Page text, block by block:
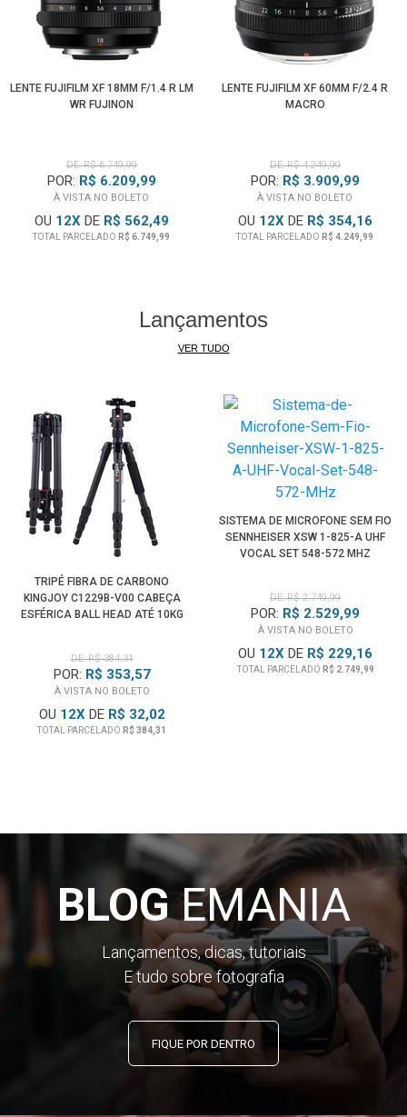
FujiFilm X-H1
FujiFilm X-H2
FujiFilm X-H2S
FujiFilm X-Pro2
FujiFilm X-T2
FujiFilm X-T3
FujiFilm X-T5
FujiFilm X-S20
Entre outras
Câmeras Mirrorless FujiFilmcom Montagem
de Lente X-Mount
LENTE FUJIFILM XF 18MM F/1.4 R LM
WR FUJINON
DE: R$ 6.749,99
POR: R$ 6.209,99
À VISTA NO BOLETO
OU 12XDE R$ 562,49
TOTAL PARCELADO R$ 6.749,99
LENTE FUJIFILM XF 60MM F/2.4 R
MACRO
DE: R$ 4.249,99
POR: R$ 3.909,99
À VISTA NO BOLETO
OU 12XDE R$ 354,16
TOTAL PARCELADO R$ 4.249,99
Lançamentos
VER TUDO
TRIPÉ FIBRA DE CARBONO
KINGJOY C1229B-V00 CABEÇA
ESFÉRICA BALL HEAD ATÉ 10KG
DE: R$ 384,31
POR: R$ 353,57
À VISTA NO BOLETO
OU 12XDE R$ 32,02
TOTAL PARCELADO R$ 384,31
SISTEMA DE MICROFONE SEM FIO
SENNHEISER XSW 1-825-A UHF
VOCAL SET 548-572 MHZ
DE: R$ 2.749,99
POR: R$ 2.529,99
À VISTA NO BOLETO
OU 12X DE R$ 229,16
TOTAL PARCELADO R$ 2.749,99
BLOGEMANIA
Lançamentos, dicas, tutoriais
E tudo sobre fotografia
FIQUE POR DENTRO